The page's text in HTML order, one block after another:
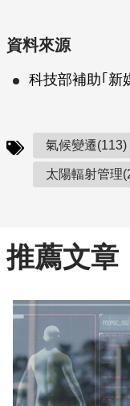
資料來源
科技部補助｢新
氣候變遷(113)
太陽輻射管理
推薦文章